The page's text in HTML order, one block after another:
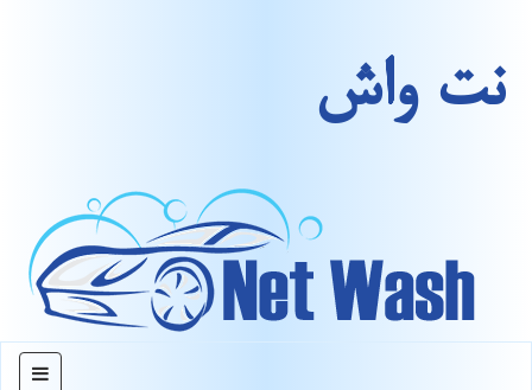
نت واش
منو